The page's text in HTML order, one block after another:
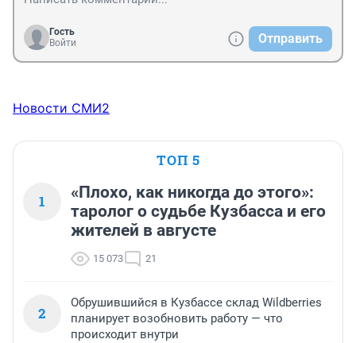
Гость
Войти
Отправить
Новости СМИ2
ТОП 5
1
«Плохо, как никогда до этого»:
таролог о судьбе Кузбасса и его
жителей в августе
15 073 21
2
Обрушившийся в Кузбассе склад Wildberries
планирует возобновить работу — что
происходит внутри